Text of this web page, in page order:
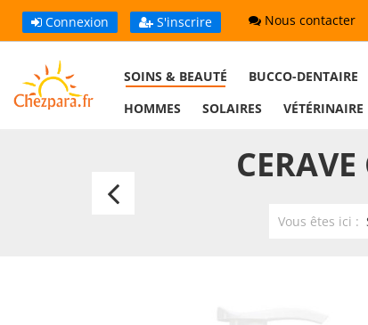
Connexion S'inscrire Nous contacter
SOINS & BEAUTÉ BUCCO-DENTAIRE
HOMMES
SOLAIRES VÉTÉRINAIRE
Vous êtes ici :
Bioderma